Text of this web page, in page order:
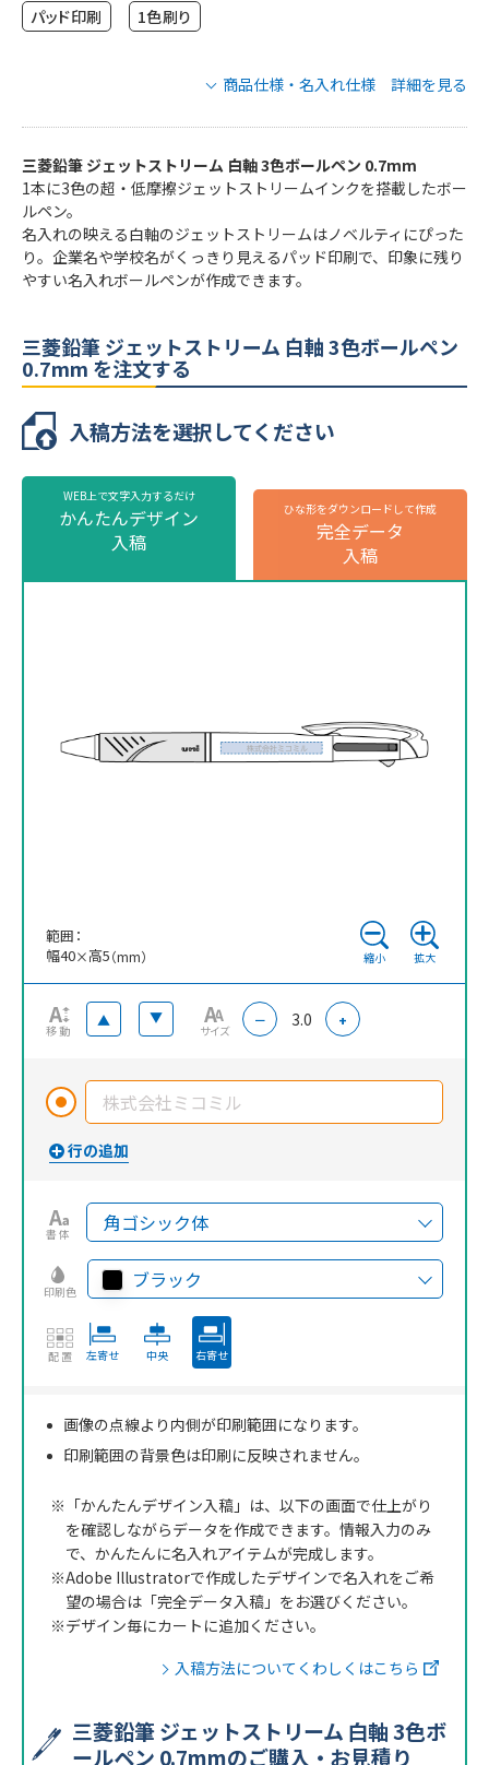
パッド印刷 1色刷り
商品仕様・名入れ仕様 詳細を見る
三菱鉛筆 ジェットストリーム 白軸 3色ボ
ールペン 0.7mmの商品仕様
品番
インクカラー
黒・赤・青
本体カラー
白
個包装
個包装無し
最短出荷予定日
校了後14営業日後出荷
三菱鉛筆 ジェットストリーム 白軸 3色ボー
ルペン 0.7mmの名入れ仕様
※ 再注文の際、仕上がりには商品の個体差や名入れ位置・色に若干の差が
生じる場合がございます。
三菱鉛筆 ジェットストリーム 白軸 3色ボールペン 0.7mm
1本に3色の超・低摩擦ジェットストリームインクを搭載したボー
ルペン。
名入れの映える白軸のジェットストリームはノベルティにぴった
り。企業名や学校名がくっきり見えるパッド印刷で、印象に残り
やすい名入れボールペンが作成できます。
三菱鉛筆 ジェットストリーム 白軸 3色ボールペン
0.7mm を注文する
入稿方法を選択してください
WEB上で文字入力するだけ
かんたんデザイン
入稿
ひな形をダウンロードして作成
完全データ
入稿
縮小 拡大
範囲：
幅40×高5（mm）
書体
印刷色 ブラック
配置 左寄せ 中央 右寄せ
移動
▲ ▲
サイズ
－ 3.0 +
画像の点線より内側が印刷範囲になります。
印刷範囲の背景色は印刷に反映されません。
※「かんたんデザイン入稿」は、以下の画面で仕上がり
を確認しながらデータを作成できます。情報入力のみ
で、かんたんに名入れアイテムが完成します。
※Adobe Illustratorで作成したデザインで名入れをご希
望の場合は「完全データ入稿」をお選びください。
※デザイン毎にカートに追加ください。
入稿方法についてくわしくはこちら
三菱鉛筆 ジェットストリーム 白軸 3色ボ
ールペン 0.7mmのご購入・お見積り